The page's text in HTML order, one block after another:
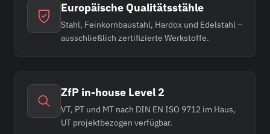
Europäische Qualitätsstähle
Stahl, Feinkornbaustahl, Hardox und Edelstahl –
ausschließlich zertifizierte Werkstoffe.
ZfP in-house Level 2
VT, PT und MT nach DIN EN ISO 9712 im Haus,
UT projektbezogen verfügbar.